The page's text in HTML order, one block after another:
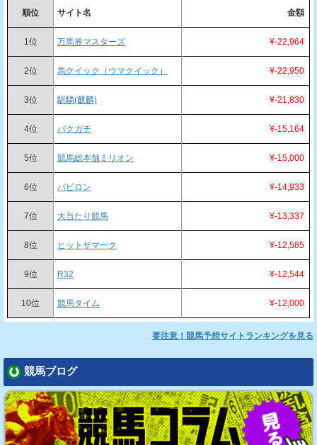
順位 サイト名 金額
1位 万馬券マスターズ ¥-22,964
2位 馬クイック（ウマクイック） ¥-22,950
3位 騏驎(麒麟) ¥-21,830
4位 バクガチ ¥-15,164
5位 競馬総本舗ミリオン ¥-15,000
6位 バビロン ¥-14,933
7位 大当たり競馬 ¥-13,337
8位 ヒットザマーク ¥-12,585
9位 R32 ¥-12,544
10位 競馬タイム ¥-12,000
要注意！競馬予想サイトランキングを見る
競馬ブログ